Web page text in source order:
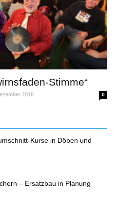
Stimme“
2018 0
Kurse in Döben und
– Ersatzbau in Planung